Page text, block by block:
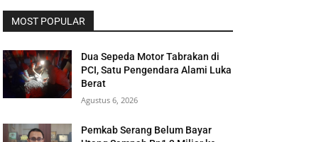
MOST POPULAR
Dua Sepeda Motor Tabrakan di
PCI, Satu Pengendara Alami Luka
Berat
Agustus 6, 2026
Pemkab Serang Belum Bayar